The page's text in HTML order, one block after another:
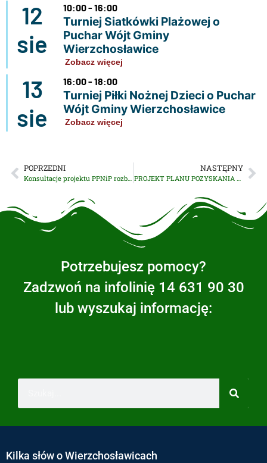
12
sie
10:00 - 16:00
Turniej Siatkówki Plażowej o
Puchar Wójt Gminy
Wierzchosławice
Zobacz więcej
13
sie
16:00 - 18:00
Turniej Piłki Nożnej Dzieci o Puchar
Wójt Gminy Wierzchosławice
Zobacz więcej
POPRZEDNI
Konsultacje projektu PPNiP rozbudowy lewego i prawego wału rzeki Biała w gminie Tarnów
NASTĘPNY
PROJEKT PLANU POZYSKANIA NIERUCHOMOŚCI I PRZESIEDLEŃ dla Komponentu 3
Potrzebujesz pomocy?
Zadzwoń na infolinię 14 631 90 30
lub wyszukaj informację:
Kilka słów o Wierzchosławicach